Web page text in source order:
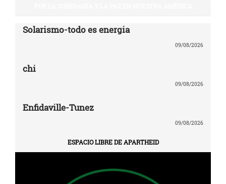
Solarismo-todo es energia
09/08/2026
chi
09/08/2026
Enfidaville-Tunez
09/08/2026
ESPACIO LIBRE DE APARTHEID